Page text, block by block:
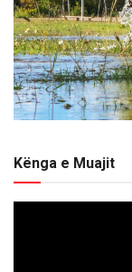
Kënga e Muajit